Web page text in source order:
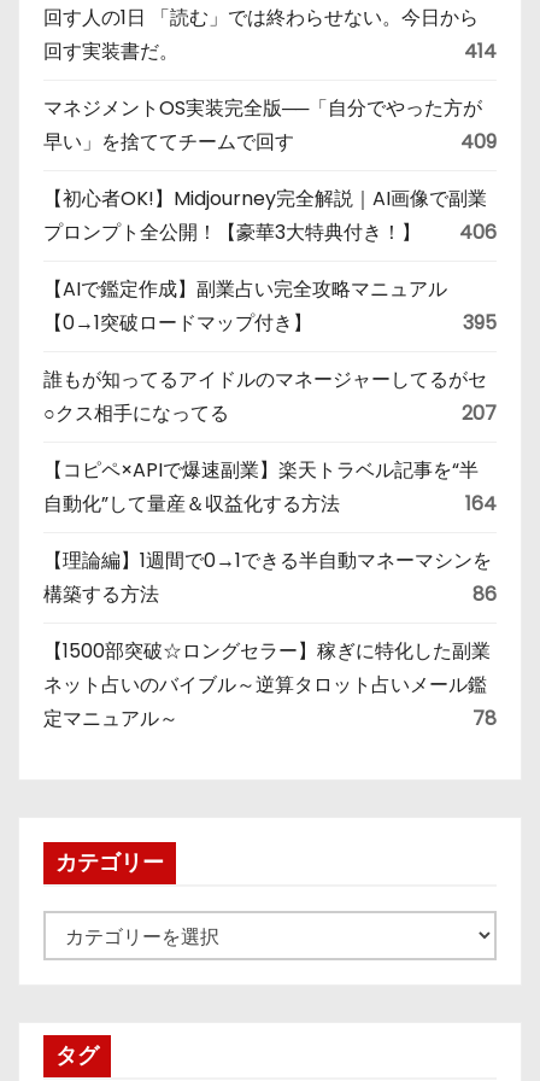
回す人の1日 「読む」では終わらせない。今日から
回す実装書だ。
414
マネジメントOS実装完全版──「自分でやった方が
早い」を捨ててチームで回す
409
【初心者OK!】Midjourney完全解説｜AI画像で副業
プロンプト全公開！【豪華3大特典付き！】
406
【AIで鑑定作成】副業占い完全攻略マニュアル
【0→1突破ロードマップ付き】
395
誰もが知ってるアイドルのマネージャーしてるがセ
○クス相手になってる
207
【コピペ×APIで爆速副業】楽天トラベル記事を“半
自動化”して量産＆収益化する方法
164
【理論編】1週間で0→1できる半自動マネーマシンを
構築する方法
86
【1500部突破☆ロングセラー】稼ぎに特化した副業
ネット占いのバイブル～逆算タロット占いメール鑑
定マニュアル～
78
カテゴリー
テ
ータグ